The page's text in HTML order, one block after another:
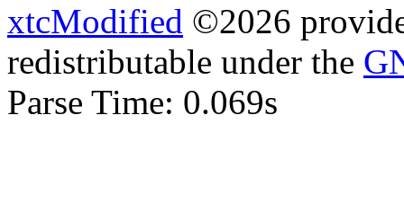
xtcModified ©2026
redistributable under the
Parse Time: 0.069s